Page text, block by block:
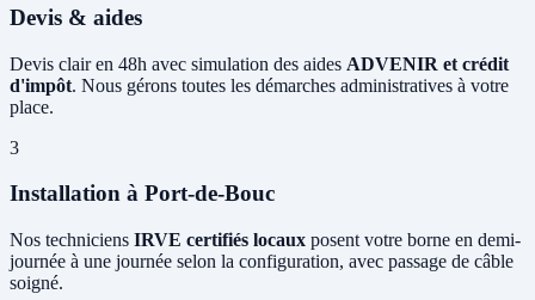
Devis & aides
Devis clair en 48h avec simulation des aides ADVENIR et crédit
d'impôt. Nous gérons toutes les démarches administratives à votre
place.
3
Installation à Port-de-Bouc
Nos techniciens IRVE certifiés locaux posent votre borne en demi-
journée à une journée selon la configuration, avec passage de câble
soigné.